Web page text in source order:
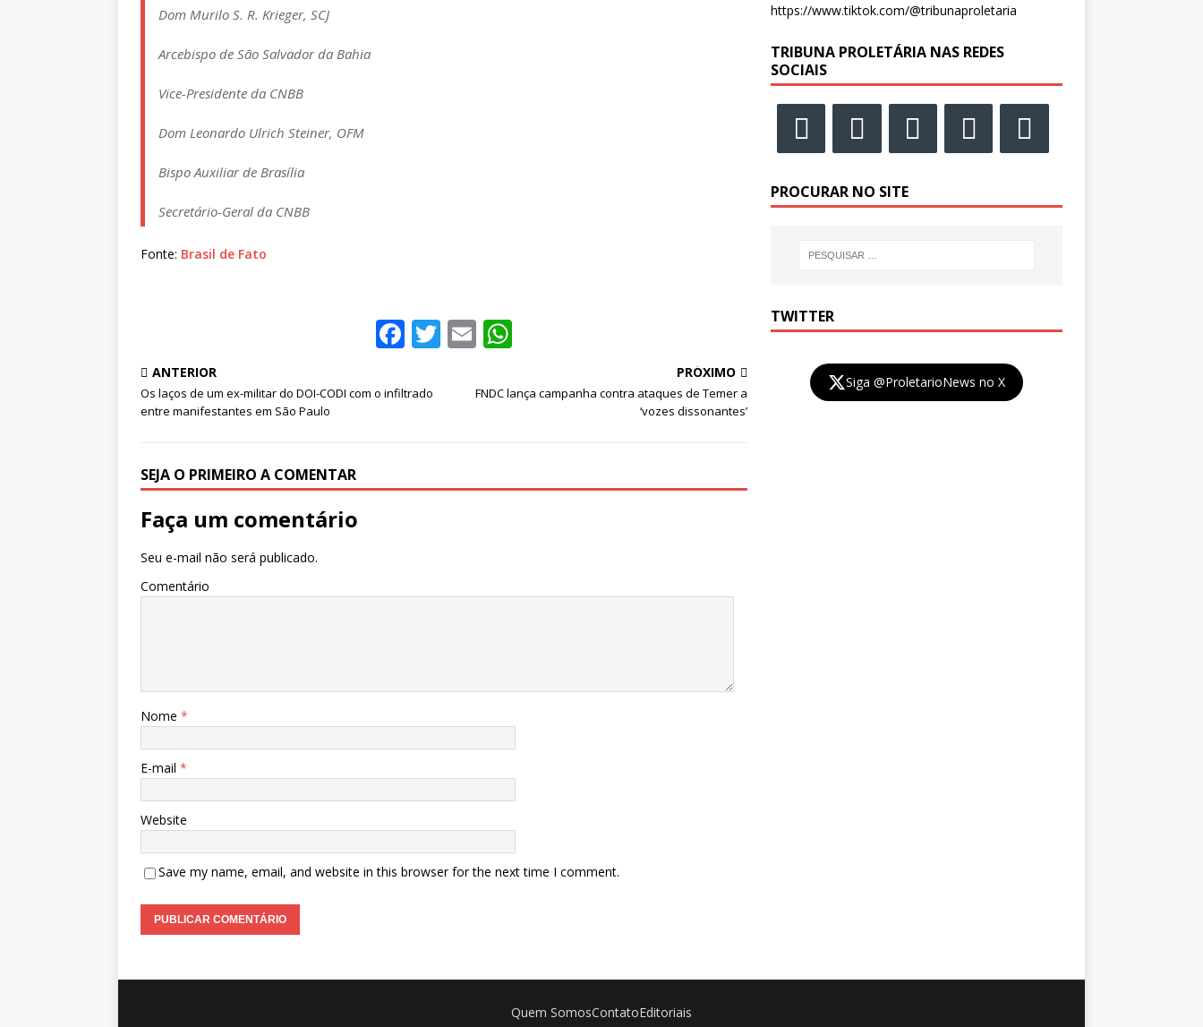
Dom Murilo S. R. Krieger, SCJ
Arcebispo de São Salvador da Bahia
Vice-Presidente da CNBB
Dom Leonardo Ulrich Steiner, OFM
Bispo Auxiliar de Brasília
Secretário-Geral da CNBB
Fonte: Brasil de Fato
F
c
T E
ai at
ANTERIOR
Os laços de um ex-militar do DOI-CODI com o infiltrado
entre manifestantes em São Paulo
PRÓXIMO
FNDC lança campanha contra ataques de Temer a
‘vozes dissonantes’
SEJA O PRIMEIRO A COMENTAR
Faça um comentário
Seu e-mail não será publicado.
Comentário
Nome *
E-mail *
Website
Save my name, email, and website in this browser for the next time I comment.
https://www.tiktok.com/@tribunaproletaria
TRIBUNA PROLETÁRIA NAS REDES
SOCIAIS
PROCURAR NO SITE
TWITTER
Siga @ProletarioNews no X
Quem SomosContatoEditoriais